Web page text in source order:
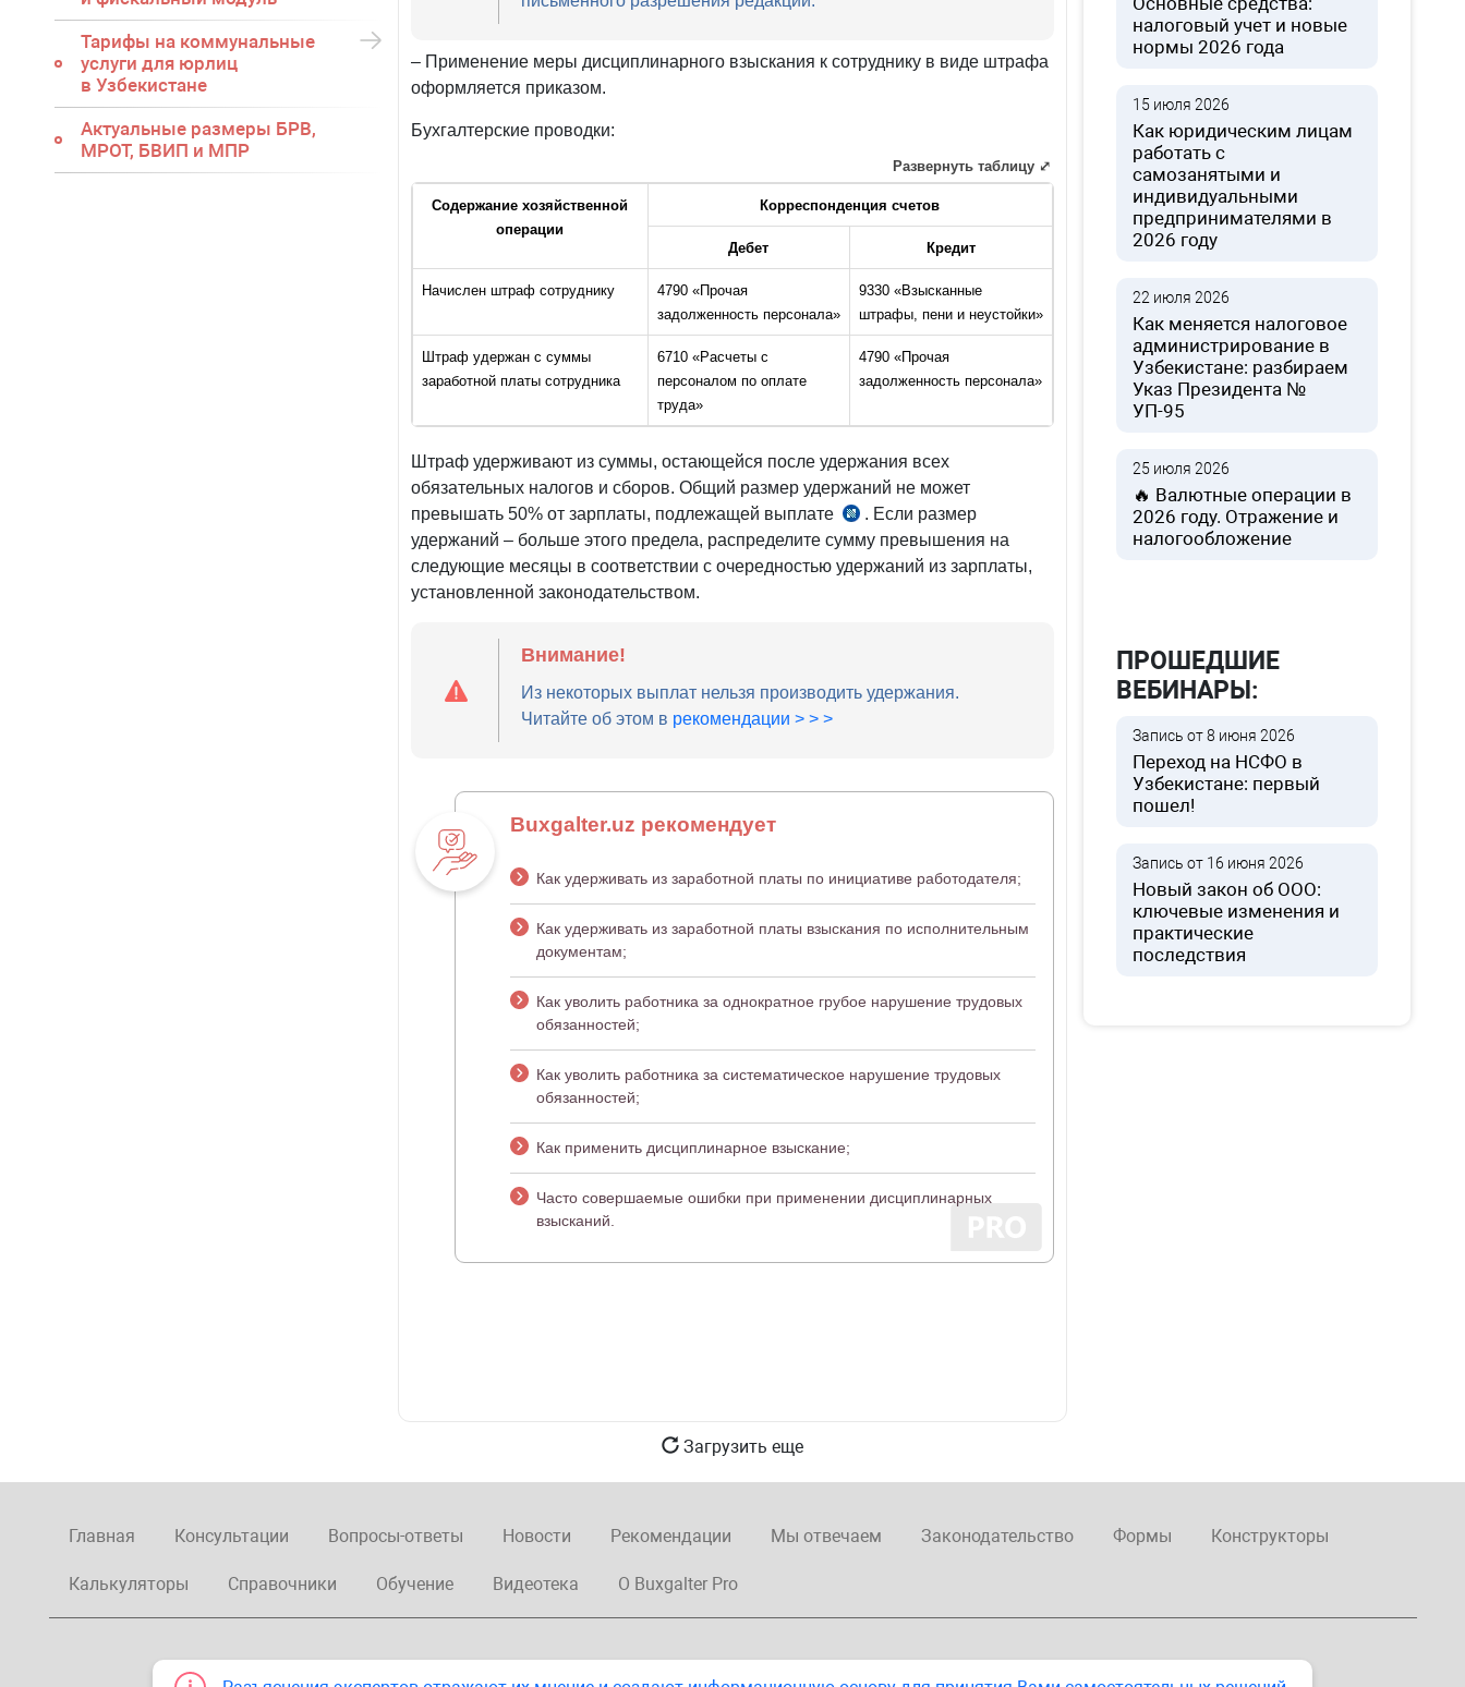
Тарифы на коммунальные
услуги для юрлиц
в Узбекистане
Актуальные размеры БРВ,
МРОТ, БВИП и МПР
– Применение меры дисциплинарного взыскания к сотруднику в виде штрафа
оформляется приказом.
Бухгалтерские проводки:
Содержание хозяйственной
операции
Корреспонденция счетов
Дебет Кредит
Начислен штраф сотруднику
4790 «Прочая
задолженность персонала»
9330 «Взысканные
штрафы, пени и неустойки»
Штраф удержан с суммы
заработной платы сотрудника
6710 «Расчеты с
персоналом по оплате
труда»
4790 «Прочая
задолженность персонала»
Развернуть таблицу ⤢
Штраф удерживают из суммы, остающейся после удержания всех
обязательных налогов и сборов. Общий размер удержаний не может
превышать 50% от зарплаты, подлежащей выплате
ст.
269–
270
. Если размер
удержаний – больше этого предела, распределите сумму превышения на
следующие месяцы в соответствии с очередностью удержаний из зарплаты,
установленной законодательством.
Внимание!
Из некоторых выплат нельзя производить удержания.
Читайте об этом в рекомендации > > >
Buxgalter.uz рекомендует
Как удерживать из заработной платы по инициативе работодателя;
Как удерживать из заработной платы взыскания по исполнительным
документам;
Как уволить работника за однократное грубое нарушение трудовых
обязанностей;
Как уволить работника за систематическое нарушение трудовых
обязанностей;
Как применить дисциплинарное взыскание;
Часто совершаемые ошибки при применении дисциплинарных
взысканий.
Загрузить еще
налоговый учет и новые
нормы 2026 года
15 июля 2026
Как юридическим лицам
работать с
самозанятыми и
индивидуальными
предпринимателями в
2026 году
22 июля 2026
Как меняется налоговое
администрирование в
Узбекистане: разбираем
Указ Президента №
УП-95
25 июля 2026
🔥 Валютные операции в
2026 году. Отражение и
налогообложение
ПРОШЕДШИЕ
ВЕБИНАРЫ:
Запись от 8 июня 2026
Переход на НСФО в
Узбекистане: первый
пошел!
Запись от 16 июня 2026
Новый закон об ООО:
ключевые изменения и
практические
последствия
Главная Консультации Вопросы-ответы Новости Рекомендации Мы отвечаем Законодательство Формы Конструкторы
Калькуляторы Справочники Обучение Видеотека О Buxgalter Pro